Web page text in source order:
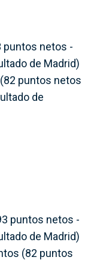
puntos netos -
de Madrid)
puntos netos
de
puntos netos -
de Madrid)
(82 puntos